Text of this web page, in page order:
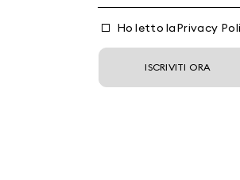
Ho letto laPrivacy
ISCRIVITI ORA